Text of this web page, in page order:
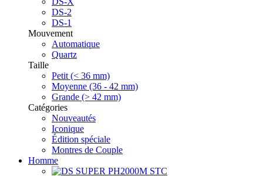
DS-2
DS-1
Mouvement
Automatique
Quartz
Taille
Petit (< 36 mm)
Moyenne (36 - 42 mm)
Grande (> 42 mm)
Catégories
Nouveautés
Iconique
Édition spéciale
Montres de Couple
Homme